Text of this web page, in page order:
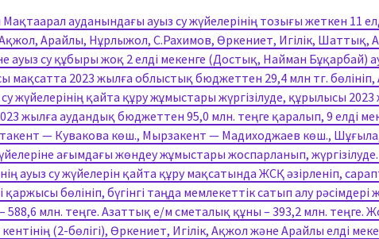
ауданындағы ауыз су жүйелерінің тозығы жеткен 11
Арайлы, Нұрлыжол, С.Рахимов, Өркениет, Игілік, Шаттық,
ауыз су құбыры жоқ 2 елді мекенге (Достық, Найман Бұқарбай)
мақсатта 2023 жылға облыстық бюджеттен 29,4 млн тг. бөлініп,
жүйелерінің қайта құру жұмыстары жүргізілуде, құрылысы
жылға аудандық бюджеттен 95,0 млн. теңге қаралып, 9 елді
— Кувакова көш., Мырзакент — Мадиходжаев көш.,
ағымдағы жөндеу жұмыстары жоспарланып,
ауыз су жүйелерін қайта құру мақсатында ЖСҚ әзірленіп,
бөлініп, бүгінгі таңда мемлекеттік сатып алу рәсімдері
млн. теңге. Азаттық е/м сметалық құны – 393,2 млн. теңге.
(2-бөлігі), Өркениет, Игілік, Ақжол және Арайлы елді